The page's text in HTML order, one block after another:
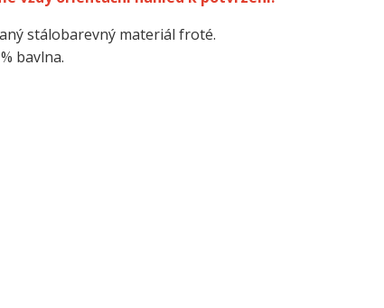
stálobarevný materiál froté.
bavlna.